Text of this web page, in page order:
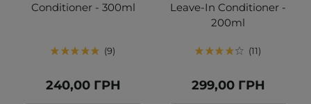
Conditioner - 300ml
9
240,00 ГРН
Leave-In Conditioner -
200ml
11
299,00 ГРН